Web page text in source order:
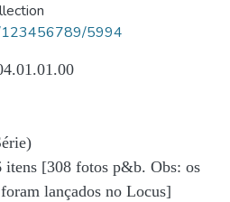
123456789/5994
itens [308 fotos p&b. Obs: os
lançados no Locus]